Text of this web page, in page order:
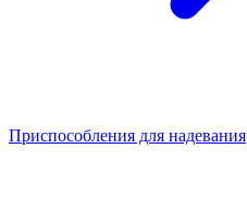
Приспособления для надевания